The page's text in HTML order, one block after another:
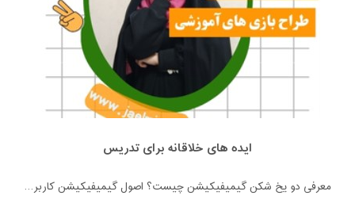
ایده های خلاقانه برای تدریس
معرفی دو یخ شکن گیمیفیکیشن چیست؟ اصول گیمیفیکیشن کاربرد گیمیفیکیشن آشنایی با انواع بازی های کلاسی (آنلاین و فیزیکی)